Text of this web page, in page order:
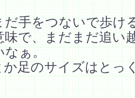
だ手をつないで歩け
味で、まだまだ追い
ぁ。
か足のサイズはとっ